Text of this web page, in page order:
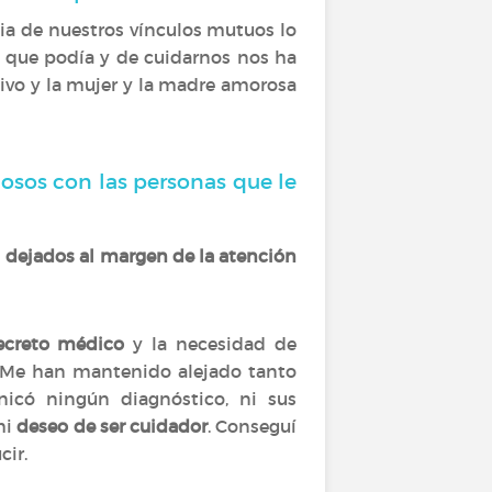
de nuestros vínculos mutuos lo
podía y de cuidarnos nos ha
y la mujer y la madre amorosa
con las personas que le
dejados al margen de la atención
médico y la necesidad de
han mantenido alejado tanto
ningún diagnóstico, ni sus
deseo de ser cuidador. Conseguí